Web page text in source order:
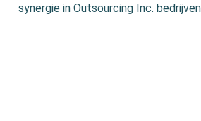
synergie in Outsourcing Inc.